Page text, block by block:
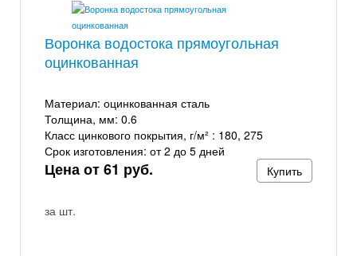
Воронка водостока прямоугольная
оцинкованная
Материал: оцинкованная сталь
Толщина, мм: 0.6
Класс цинкового покрытия, г/м² : 180, 275
Срок изготовления: от 2 до 5 дней
Цена от 61 руб.
за шт.
Купить